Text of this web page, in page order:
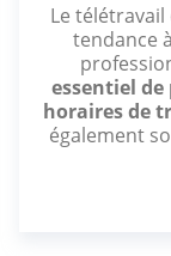
Le
tendance
essentiel de
horaires de
également